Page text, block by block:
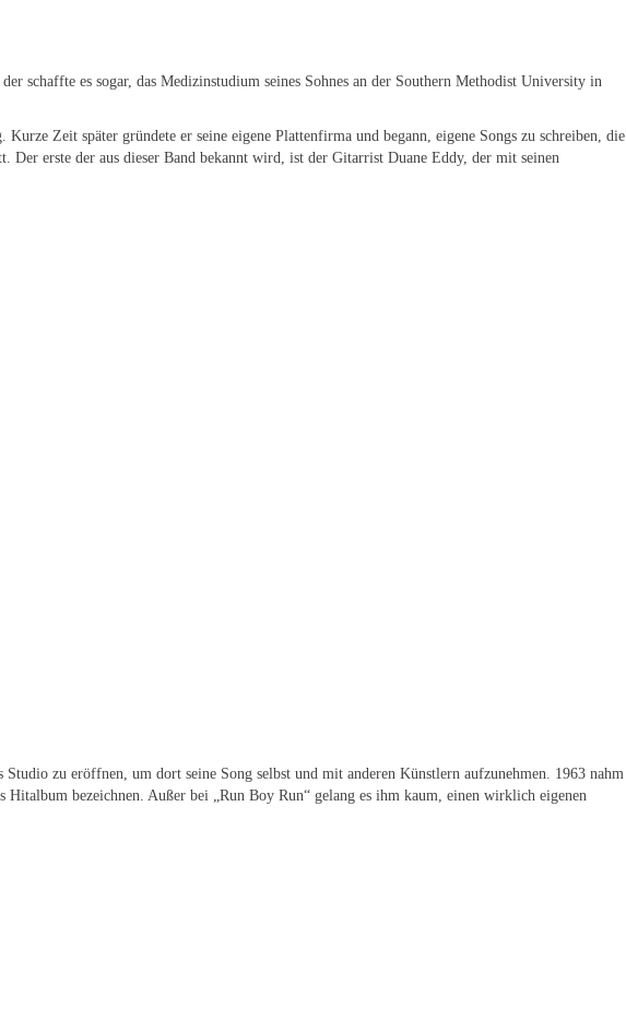
schaffte es sogar, das Medizinstudium seines Sohnes an der Southern Methodist University in
Zeit später gründete er seine eigene Plattenfirma und begann, eigene Songs zu schreiben, die
erste der aus dieser Band bekannt wird, ist der Gitarrist Duane Eddy, der mit seinen
zu eröffnen, um dort seine Song selbst und mit anderen Künstlern aufzunehmen. 1963 nahm
bezeichnen. Außer bei „Run Boy Run“ gelang es ihm kaum, einen wirklich eigenen